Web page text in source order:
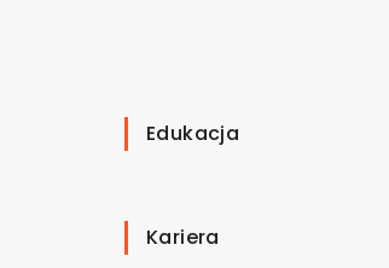
Edukacja
Kariera